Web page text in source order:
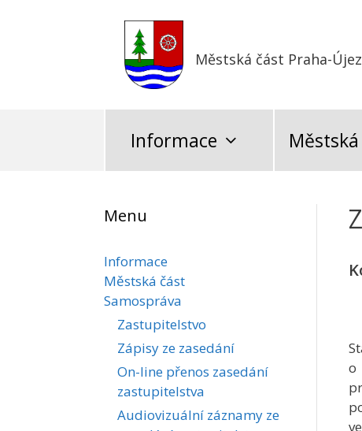
Městská část Praha-
Informace
o
Menu
Informace
Městská část
Samospráva
Zastupitelstvo
Zápisy ze zasedání
On-line přenos zasedání
zastupitelstva
Audiovizuální záznamy ze